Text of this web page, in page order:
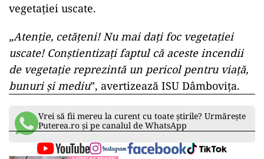
vegetaţiei uscate.
ad